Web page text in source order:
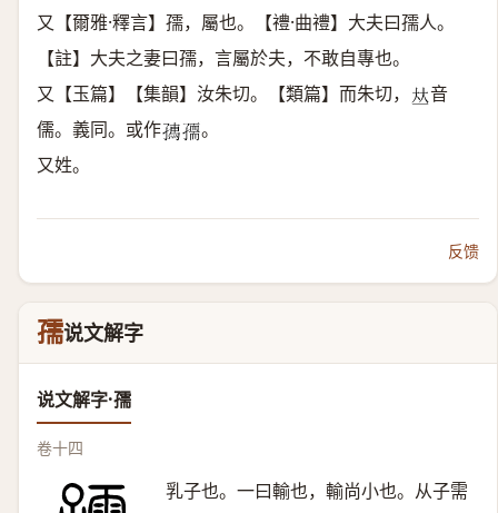
又【爾雅·釋言】孺，屬也。【禮·曲禮】大夫曰孺人。
【註】大夫之妻曰孺，言屬於夫，不敢自專也。
又【玉篇】【集韻】汝朱切。【類篇】而朱切， 𠀤音
儒。義同。或作𡦗 𡦘 。
又姓。
反馈
孺说文解字
说文解字·孺
卷十四
乳子也。一曰輸也，輸尚小也。从子需